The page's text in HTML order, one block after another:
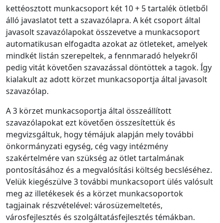
kettéosztott munkacsoport két 10 + 5 tartalék ötletből
álló javaslatot tett a szavazólapra. A két csoport által
javasolt szavazólapokat összevetve a munkacsoport
automatikusan elfogadta azokat az ötleteket, amelyek
mindkét listán szerepeltek, a fennmaradó helyekről
pedig vitát követően szavazással döntöttek a tagok. Így
kialakult az adott körzet munkacsoportja által javasolt
szavazólap.
A 3 körzet munkacsoportja által összeállított
szavazólapokat ezt követően összesítettük és
megvizsgáltuk, hogy témájuk alapján mely további
önkormányzati egység, cég vagy intézmény
szakértelmére van szükség az ötlet tartalmának
pontosításához és a megvalósítási költség becsléséhez.
Velük kiegészülve 3 további munkacsoport ülés valósult
meg az illetékesek és a körzet munkacsoportok
tagjainak részvételével: városüzemeltetés,
városfejlesztés és szolgáltatásfejlesztés témákban.